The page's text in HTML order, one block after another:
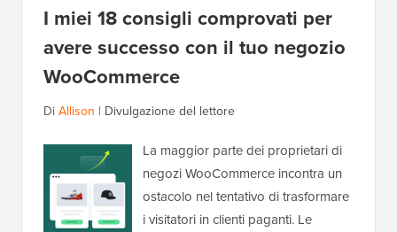
I miei 18 consigli comprovati per
avere successo con il tuo negozio
WooCommerce
DiAllison | Divulgazione del lettore
La maggior parte dei proprietari di
negozi WooCommerce incontra un
ostacolo nel tentativo di trasformare
i visitatori in clienti paganti. Le